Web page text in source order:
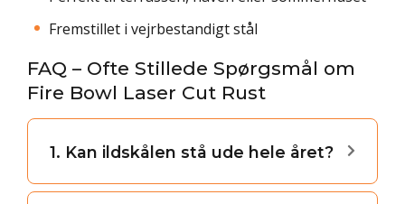
Fremstillet i vejrbestandigt stål
FAQ – Ofte Stillede Spørgsmål om
Fire Bowl Laser Cut Rust
1. Kan ildskålen stå ude hele året?